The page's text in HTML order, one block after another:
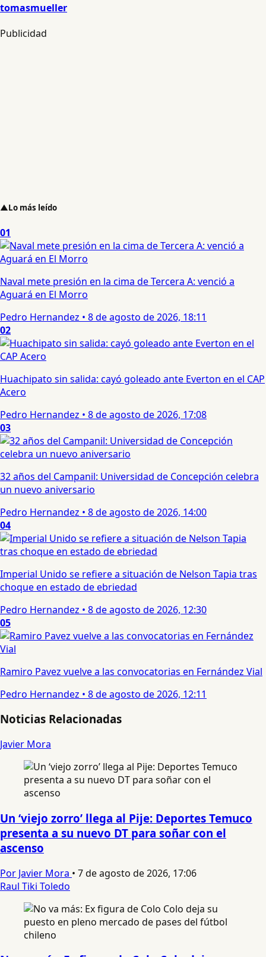
tomasmueller
Publicidad
▲Lo más leído
01
Naval mete presión en la cima de Tercera A: venció a
Aguará en El Morro
Pedro Hernandez • 8 de agosto de 2026, 18:11
02
Huachipato sin salida: cayó goleado ante Everton en el CAP
Acero
Pedro Hernandez • 8 de agosto de 2026, 17:08
03
32 años del Campanil: Universidad de Concepción celebra
un nuevo aniversario
Pedro Hernandez • 8 de agosto de 2026, 14:00
04
Imperial Unido se refiere a situación de Nelson Tapia tras
choque en estado de ebriedad
Pedro Hernandez • 8 de agosto de 2026, 12:30
05
Ramiro Pavez vuelve a las convocatorias en Fernández Vial
Pedro Hernandez • 8 de agosto de 2026, 12:11
Noticias Relacionadas
Javier Mora
Un ‘viejo zorro’ llega al Pije: Deportes Temuco
presenta a su nuevo DT para soñar con el
ascenso
Por Javier Mora • 7 de agosto de 2026, 17:06
Raul Tiki Toledo